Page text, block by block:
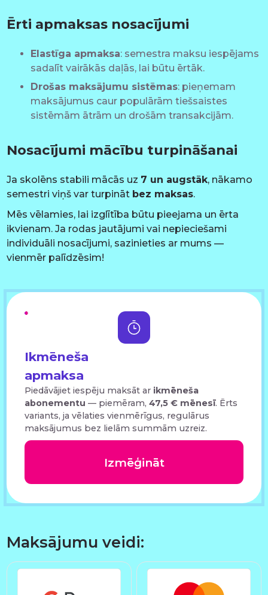
Ērti apmaksas nosacījumi
Elastīga apmaksa: semestra maksu iespējams
sadalīt vairākās daļās, lai būtu ērtāk.
Drošas maksājumu sistēmas: pieņemam
maksājumus caur populārām tiešsaistes
sistēmām ātrām un drošām transakcijām.
Nosacījumi mācību turpināšanai
Ja skolēns stabili mācās uz 7 un augstāk, nākamo
semestri viņš var turpināt bez maksas.
Mēs vēlamies, lai izglītība būtu pieejama un ērta
ikvienam. Ja rodas jautājumi vai nepieciešami
individuāli nosacījumi, sazinieties ar mums —
vienmēr palīdzēsim!
Ikmēneša
apmaksa
Piedāvājiet iespēju maksāt ar ikmēneša
abonementu — piemēram, 47,5 € mēnesī. Ērts
variants, ja vēlaties vienmērīgus, regulārus
maksājumus bez lielām summām uzreiz.
Izmēģināt
Maksājumu veidi: